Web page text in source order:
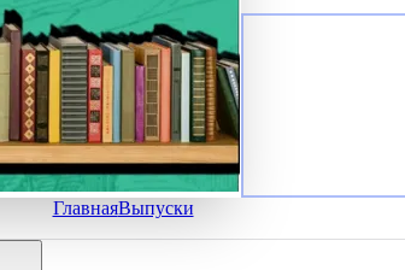
ГлавнаяВыпуски